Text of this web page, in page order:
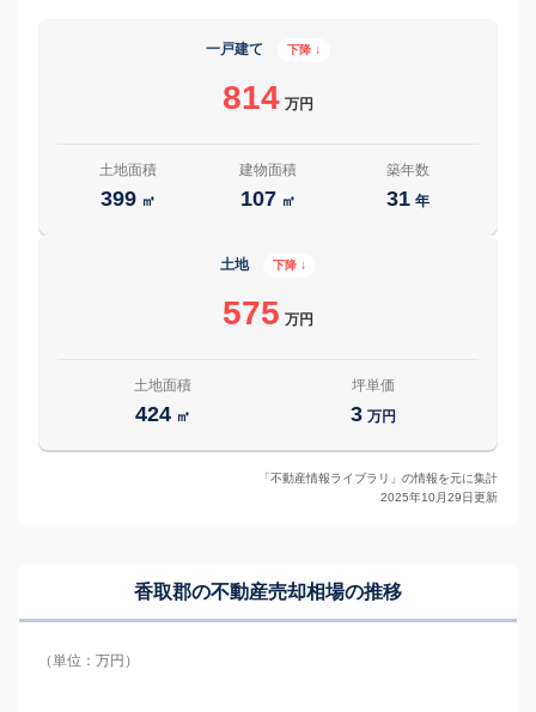
一戸建て 下降 ↓
814 万円
土地面積
399 ㎡
建物面積
107 ㎡
築年数
31 年
土地 下降 ↓
575 万円
土地面積
424 ㎡
坪単価
3 万円
「不動産情報ライブラリ」の情報を元に集計
2025年10月29日更新
香取郡の不動産売却相場の推移
（単位：万円）